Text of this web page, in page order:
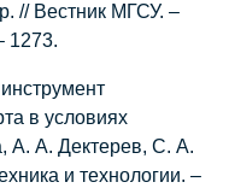
// Вестник МГСУ. –
1273.
в условиях
А. А. Дектерев, С. А.
и технологии. –